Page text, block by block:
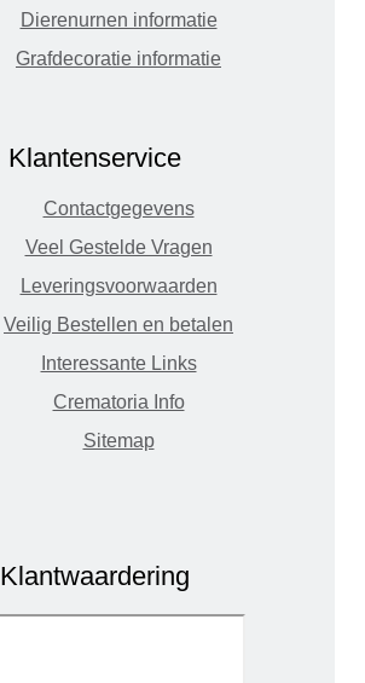
Dierenurnen informatie
Grafdecoratie informatie
Klantenservice
Contactgegevens
Veel Gestelde Vragen
Leveringsvoorwaarden
Veilig Bestellen en betalen
Interessante Links
Crematoria Info
Sitemap
Klantwaardering